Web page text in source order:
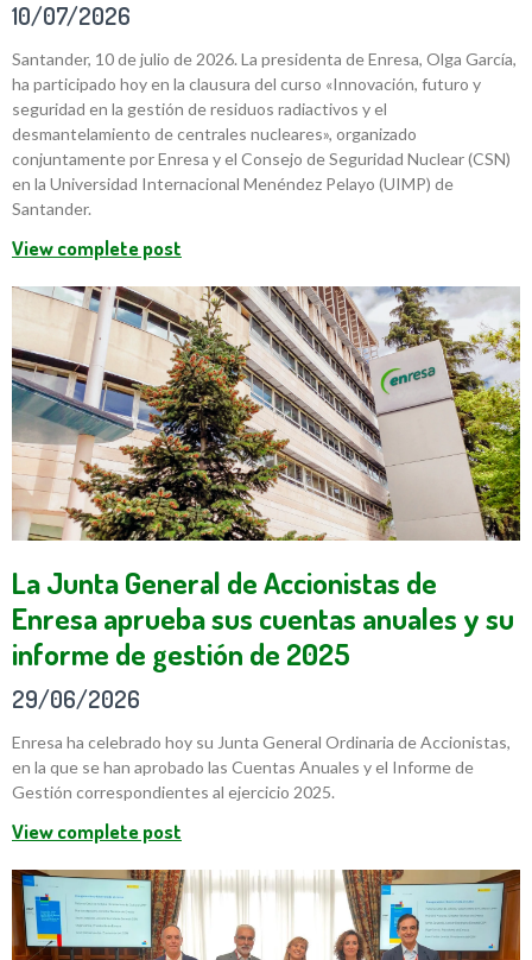
10/07/2026
Santander, 10 de julio de 2026. La presidenta de Enresa, Olga García,
ha participado hoy en la clausura del curso «Innovación, futuro y
seguridad en la gestión de residuos radiactivos y el
desmantelamiento de centrales nucleares», organizado
conjuntamente por Enresa y el Consejo de Seguridad Nuclear (CSN)
en la Universidad Internacional Menéndez Pelayo (UIMP) de
Santander.
View complete post
La Junta General de Accionistas de
Enresa aprueba sus cuentas anuales y su
informe de gestión de 2025
29/06/2026
Enresa ha celebrado hoy su Junta General Ordinaria de Accionistas,
en la que se han aprobado las Cuentas Anuales y el Informe de
Gestión correspondientes al ejercicio 2025.
View complete post